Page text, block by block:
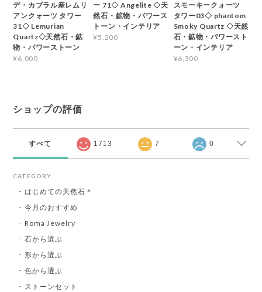
デ・カブラル産レムリ
アンクォーツ タワー
31◇ Lemurian
Quartz◇天然石・鉱
物・パワーストーン
¥6,000
ー 71◇ Angelite ◇天
然石・鉱物・パワース
トーン・インテリア
¥5,200
スモーキークォーツ
タワー03◇ phantom
Smoky Quartz ◇天然
石・鉱物・パワースト
ーン・インテリア
¥6,300
ショップの評価
すべて 1713 7 0
CATEGORY
はじめての天然石＊
今月のおすすめ
Roma Jewelry
石から選ぶ
形から選ぶ
色から選ぶ
ストーンセット